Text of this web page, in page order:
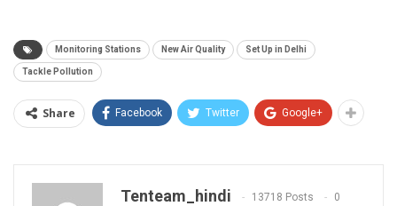
Monitoring Stations New Air Quality Set Up in Delhi
Tackle Pollution
Share Facebook Twitter Google+
Tenteam_hindi 13718 Posts 0